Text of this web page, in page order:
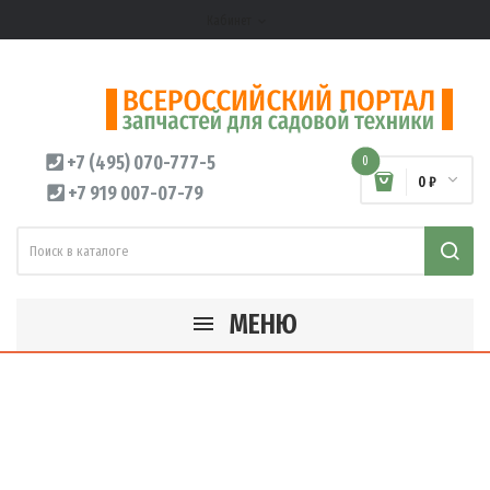
+7 (495) 070-777-5
+7 919 007-07-79
0
0 ₽
МЕНЮ